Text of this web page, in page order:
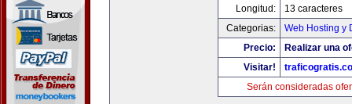
Longitud:
13 caracteres
Categorias:
Web Hosting y
Precio:
Realizar una
Visitar!
Serán consideradas